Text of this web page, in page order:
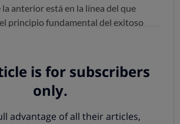
anterior está en la línea del que
principio fundamental del exitoso
beneficia a todos y que en OCU